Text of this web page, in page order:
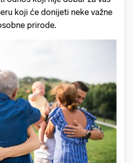
koji će donijeti neke važne
prirode.